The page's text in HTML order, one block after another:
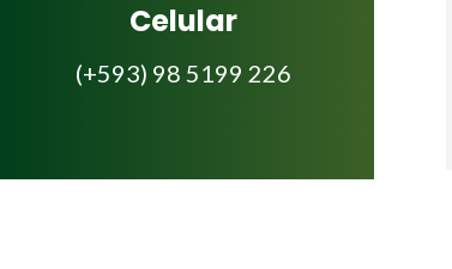
Celular
(+593) 98 5199 226